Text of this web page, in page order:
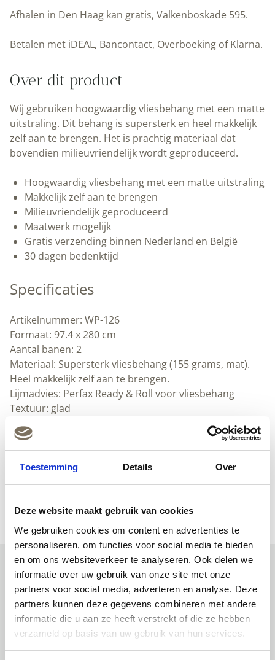
Toestemming Details Over
Deze website maakt gebruik van cookies
We gebruiken cookies om content en advertenties te
personaliseren, om functies voor social media te bieden
en om ons websiteverkeer te analyseren. Ook delen we
informatie over uw gebruik van onze site met onze
partners voor social media, adverteren en analyse. Deze
partners kunnen deze gegevens combineren met andere
informatie die u aan ze heeft verstrekt of die ze hebben
verzameld op basis van uw gebruik van hun services.
97.4
x
280
cm
Kek
|
Peltenburg
Natuurverf
aantal
Afhalen in Den Haag kan gratis, Valkenboskade 595.
Betalen met iDEAL, Bancontact, Overboeking of Klarna.
Over dit product
Wij gebruiken hoogwaardig vliesbehang met een matte
uitstraling. Dit behang is supersterk en heel makkelijk
zelf aan te brengen. Het is prachtig materiaal dat
bovendien milieuvriendelijk wordt geproduceerd.
Hoogwaardig vliesbehang met een matte uitstraling
Makkelijk zelf aan te brengen
Milieuvriendelijk geproduceerd
Maatwerk mogelijk
Gratis verzending binnen Nederland en België
30 dagen bedenktijd
Specificaties
Artikelnummer: WP-126
Formaat: 97.4 x 280 cm
Aantal banen: 2
Materiaal: Supersterk vliesbehang (155 grams, mat).
Heel makkelijk zelf aan te brengen.
Lijmadvies: Perfax Ready & Roll voor vliesbehang
Textuur: glad
Herhaalbaar
Afwasbaar
Downloads
(Nederlands) (pdf)
Uitgelichte producten